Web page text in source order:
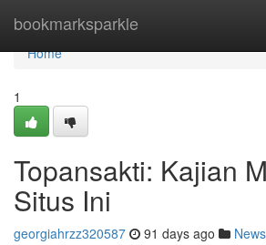
bookmarksparkle
Home
Home
1
Topansakti: Kajian
Situs Ini
georgiahrzz320587 91 days ago News